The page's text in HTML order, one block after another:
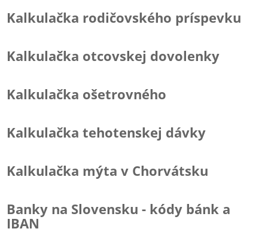
Kalkulačka rodičovského príspevku
Kalkulačka otcovskej dovolenky
Kalkulačka ošetrovného
Kalkulačka tehotenskej dávky
Kalkulačka mýta v Chorvátsku
Banky na Slovensku - kódy bánk a
IBAN